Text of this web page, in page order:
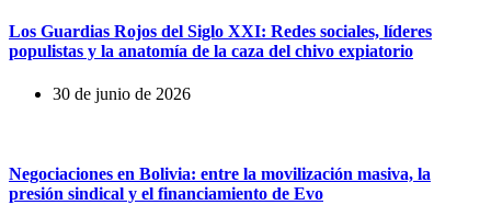
Los Guardias Rojos del Siglo XXI: Redes sociales, líderes
populistas y la anatomía de la caza del chivo expiatorio
30 de junio de 2026
Negociaciones en Bolivia: entre la movilización masiva, la
presión sindical y el financiamiento de Evo